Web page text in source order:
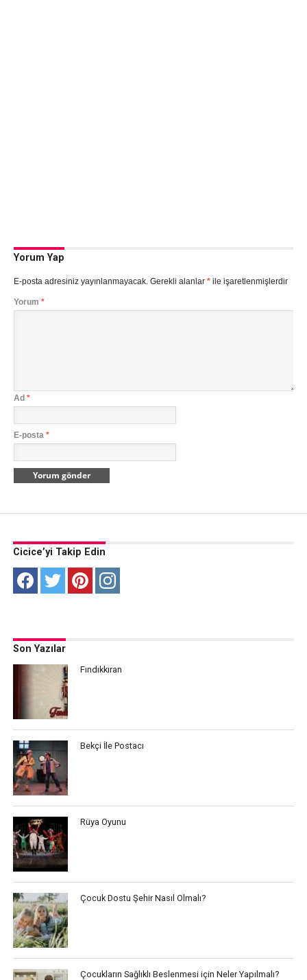
Yorum Yap
E-posta adresiniz yayınlanmayacak. Gerekli alanlar *ile işaretlenmişlerdir
Yorum *
Ad *
E-posta *
Cicice’yi Takip Edin
Son Yazılar
Fındıkkıran
Bekçi İle Postacı
Rüya Oyunu
Çocuk Dostu Şehir Nasıl Olmalı?
Çocukların Sağlıklı Beslenmesi için Neler Yapılmalı?